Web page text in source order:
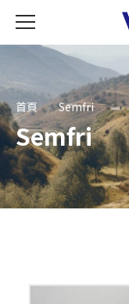
首頁 Semfri
Semfri